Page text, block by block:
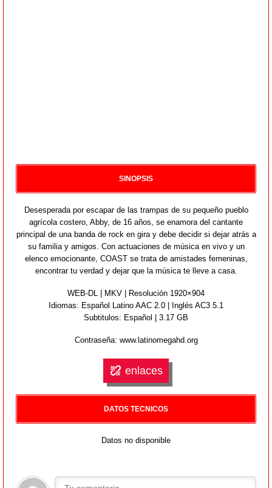
SINOPSIS
Desesperada por escapar de las trampas de su pequeño pueblo
agrícola costero, Abby, de 16 años, se enamora del cantante
principal de una banda de rock en gira y debe decidir si dejar atrás a
su familia y amigos. Con actuaciones de música en vivo y un
elenco emocionante, COAST se trata de amistades femeninas,
encontrar tu verdad y dejar que la música te lleve a casa.
WEB-DL | MKV | Resolución 1920×904
Idiomas: Español Latino AAC 2.0 | Inglés AC3 5.1
Subtitulos: Español | 3.17 GB
Contraseña: www.latinomegahd.org
enlaces
DATOS TECNICOS
Datos no disponible